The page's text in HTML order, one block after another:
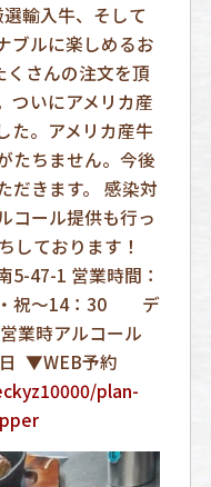
輸入牛、そして
ブルに楽しめるお
くさんの注文を頂
ついにアメリカ産
た。アメリカ産牛
たちません。今後
だきます。 感染対
コール提供も行っ
しております！
47-1 営業時間：
・祝～14：30 デ
業時アルコール
▼WEB予約
plan-